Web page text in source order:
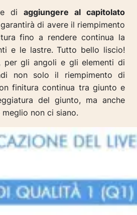
di aggiungere al capitolato
di avere il riempimento
fino a rendere continua la
e le lastre. Tutto bello liscio!
per gli angoli e gli elementi di
non solo il riempimento di
finitura continua tra giunto e
del giunto, ma anche
non ci siano.